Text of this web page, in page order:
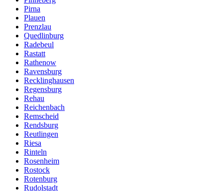
Pirna
Plauen
Prenzlau
Quedlinburg
Radebeul
Rastatt
Rathenow
Ravensburg
Recklinghausen
Regensburg
Rehau
Reichenbach
Remscheid
Rendsburg
Reutlingen
Riesa
Rinteln
Rosenheim
Rostock
Rotenburg
Rudolstadt